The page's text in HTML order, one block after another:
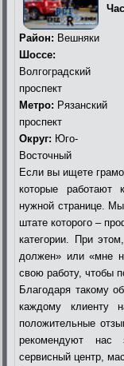
Район: Вешняки
Шоссе:
Волгоградский
проспект
Метро: Рязанский
проспект
Округ: Юго-
Восточный
Если вы ищете
которые работают
нужной странице.
штате которого –
категории. При
должен» или «мне
свою работу, чтобы
Благодаря такому
каждому клиенту
положительные
рекомендуют нас
сервисный центр,